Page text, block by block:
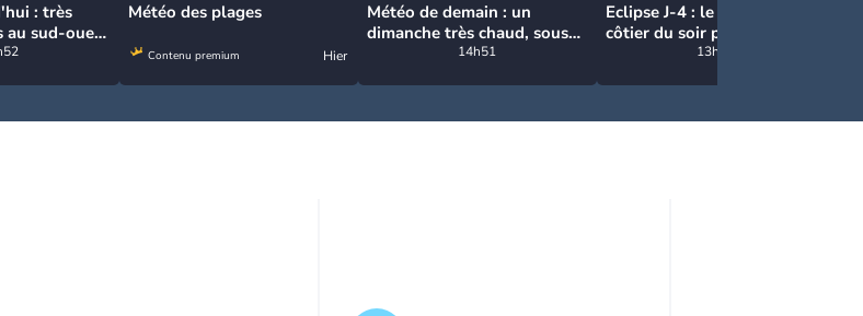
: très
au sud-ouest
jusqu'à
Météo des plages
Contenu premium Hier
Météo de demain : un
dimanche très chaud, sous
la menace de quelques
14h51
Eclipse J-4 : le brouillard
côtier du soir peut-il gâcher
l’observation de l’éclipse à la
13h57